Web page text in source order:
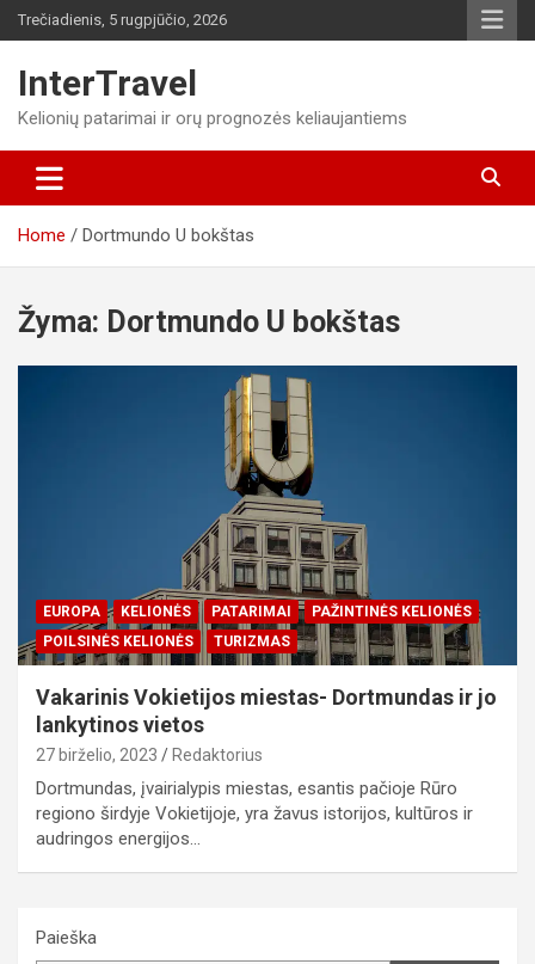
Skip
to
Trečiadienis, 5 rugpjūčio, 2026
InterTravel
Kelionių patarimai ir orų prognozės keliaujantiems
Home Dortmundo U bokštas
Žyma: Dortmundo U bokštas
EUROPA KELIONĖS PATARIMAI
PAŽINTINĖS KELIONĖS
POILSINĖS KELIONĖS
TURIZMAS
Vakarinis Vokietijos miestas- Dortmundas ir jo
lankytinos vietos
27 birželio, 2023 Redaktorius
Dortmundas, įvairialypis miestas, esantis pačioje Rūro
regiono širdyje Vokietijoje, yra žavus istorijos, kultūros ir
audringos energijos…
Paieška